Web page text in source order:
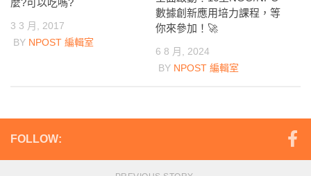
3 3 月, 2017
BY NPOST 編輯室
數據創新應用培力課程，等
你來參加！🚀
6 8 月, 2024
BY NPOST 編輯室
FOLLOW: